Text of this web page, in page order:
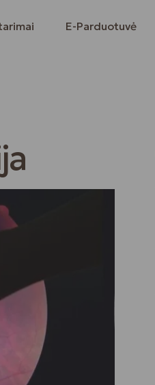
E-Parduotuvė